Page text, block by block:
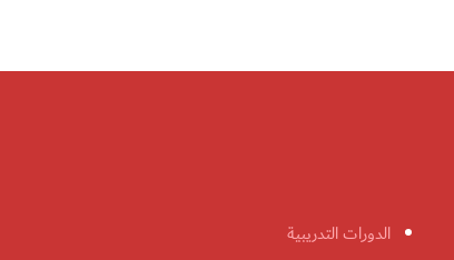
الدورات التدريبية